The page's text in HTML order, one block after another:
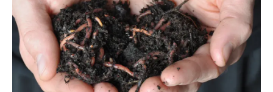
KVÍZY A TESTY